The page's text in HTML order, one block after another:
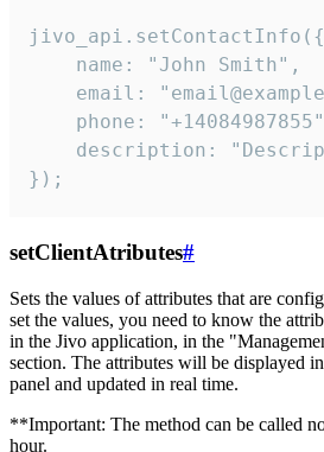
jivo_api.setContactInfo({
    name: "John Smith",
email:
phone:
description:
});
setClientAtributes#
Sets the values ​​of attributes that are
set the values, you need to know the
in the Jivo application, in the
section. The attributes will be displayed
panel and updated in real time.
**Important: The method can be called
hour.